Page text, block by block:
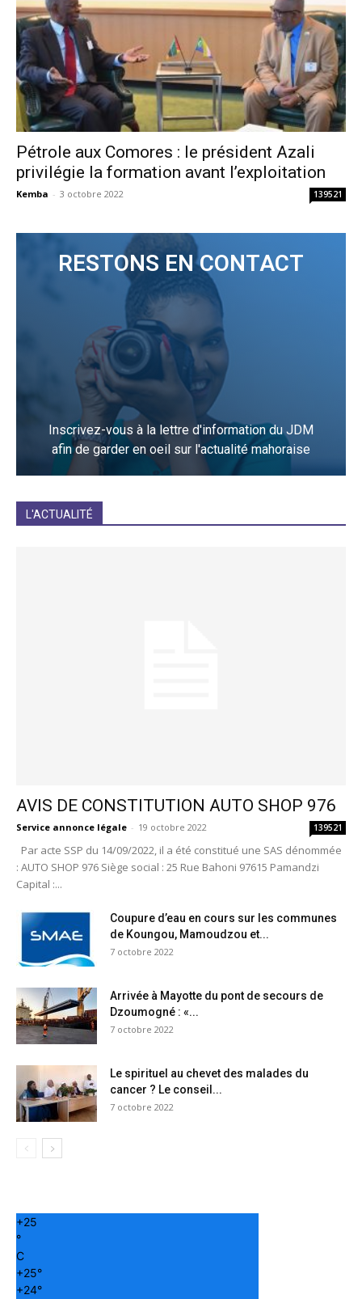
Pétrole aux Comores : le président Azali
privilégie la formation avant l’exploitation
Kemba - 3 octobre 2022 139521
RESTONS EN CONTACT
Inscrivez-vous à la lettre d'information du JDM
afin de garder en oeil sur l'actualité mahoraise
L'ACTUALITÉ
AVIS DE CONSTITUTION AUTO SHOP 976
Service annonce légale - 19 octobre 2022 139521
Par acte SSP du 14/09/2022, il a été constitué une SAS dénommée
: AUTO SHOP 976 Siège social : 25 Rue Bahoni 97615 Pamandzi
Capital :...
Coupure d’eau en cours sur les communes
de Koungou, Mamoudzou et...
7 octobre 2022
Arrivée à Mayotte du pont de secours de
Dzoumogné : «...
7 octobre 2022
Le spirituel au chevet des malades du
cancer ? Le conseil...
7 octobre 2022
+25
°
C
+25°
+24°